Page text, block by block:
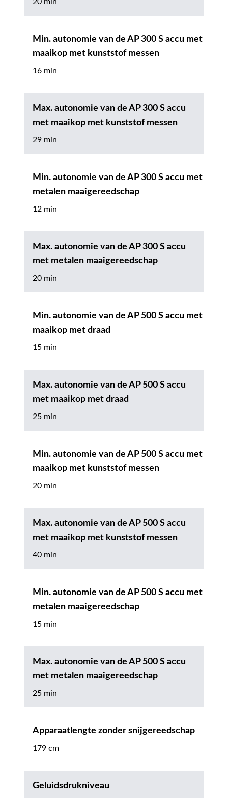
Min. autonomie van de AP 300 S accu met
maaikop met kunststof messen
16 min
Max. autonomie van de AP 300 S accu
met maaikop met kunststof messen
29 min
Min. autonomie van de AP 300 S accu met
metalen maaigereedschap
12 min
Max. autonomie van de AP 300 S accu
met metalen maaigereedschap
20 min
Min. autonomie van de AP 500 S accu met
maaikop met draad
15 min
Max. autonomie van de AP 500 S accu
met maaikop met draad
25 min
Min. autonomie van de AP 500 S accu met
maaikop met kunststof messen
20 min
Max. autonomie van de AP 500 S accu
met maaikop met kunststof messen
40 min
Min. autonomie van de AP 500 S accu met
metalen maaigereedschap
15 min
Max. autonomie van de AP 500 S accu
met metalen maaigereedschap
25 min
Apparaatlengte zonder snijgereedschap
179 cm
Geluidsdrukniveau